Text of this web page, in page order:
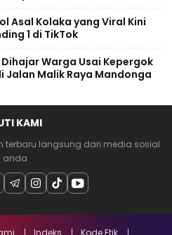
Asal Kolaka yang Viral Kini
1 di TikTok
Warga Usai Kepergok
Jalan Malik Raya Mandonga
KAMI
terbaru langsung dari media sosial
anda